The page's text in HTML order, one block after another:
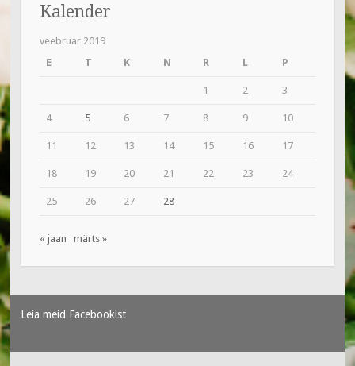
Kalender
veebruar 2019
E
T K N R L P
1 2 3
4 5 6 7 8 9 10
11 12 13 14 15 16 17
18 19 20 21 22 23 24
25 26 27 28
« jaan märts »
Leia meid Facebookist